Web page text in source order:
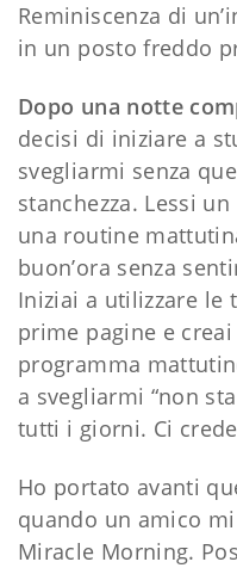
Reminiscenza di
in un posto freddo
Dopo una notte
decisi di iniziare a
svegliarmi senza
stanchezza. Lessi
una routine
buon’ora senza
Iniziai a utilizzare le
prime pagine e
programma
a svegliarmi “non
tutti i giorni. Ci
Ho portato avanti
quando un amico
Miracle Morning.